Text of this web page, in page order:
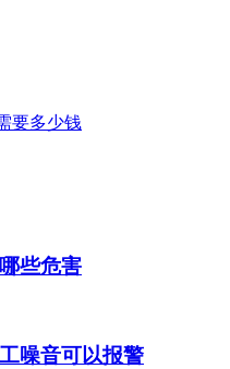
要多少钱
些危害
噪音可以报警